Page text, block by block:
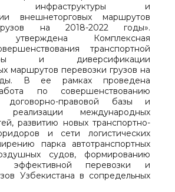
инфраструктуры и
внешнеторговых маршрутов
на 2018-2022 годы».
утверждена Комплексная
транспортной
и диверсификации
маршрутов перевозки грузов на
В ее рамках проведена
по совершенствованию
договорно-правовой базы и
реализации международных
развитию новых транспортно-
и сети логистических
парка автотранспортных
судов, формированию
эффективной перевозки и
Узбекистана в сопредельных